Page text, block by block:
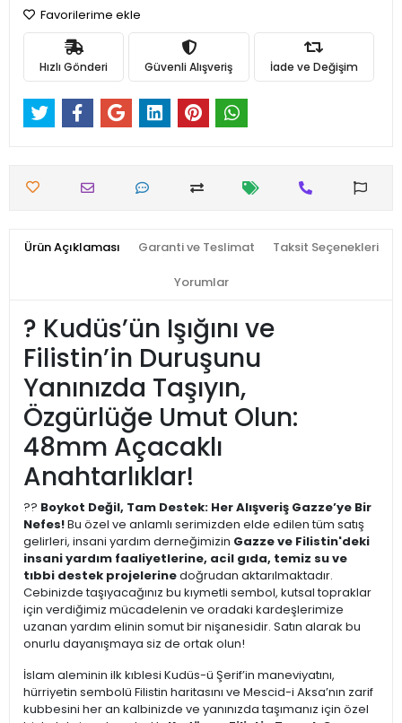
Favorilerime ekle
Hızlı Gönderi Güvenli Alışveriş İade ve Değişim
Ürün Açıklaması Garanti ve Teslimat Taksit Seçenekleri
Yorumlar
? Kudüs’ün Işığını ve
Filistin’in Duruşunu
Yanınızda Taşıyın,
Özgürlüğe Umut Olun:
48mm Açacaklı
Anahtarlıklar!
?? Boykot Değil, Tam Destek: Her Alışveriş Gazze’ye Bir
Nefes!Bu özel ve anlamlı serimizden elde edilen tüm satış
gelirleri, insani yardım derneğimizin Gazze ve Filistin'deki
insani yardım faaliyetlerine, acil gıda, temiz su ve
tıbbi destek projelerinedoğrudan aktarılmaktadır.
Cebinizde taşıyacağınız bu kıymetli sembol, kutsal topraklar
için verdiğimiz mücadelenin ve oradaki kardeşlerimize
uzanan yardım elinin somut bir nişanesidir. Satın alarak bu
onurlu dayanışmaya siz de ortak olun!
İslam aleminin ilk kıblesi Kudüs-ü Şerif’in maneviyatını,
hürriyetin sembolü Filistin haritasını ve Mescid-i Aksa’nın zarif
kubbesini her an kalbinizde ve yanınızda taşımanız için özel